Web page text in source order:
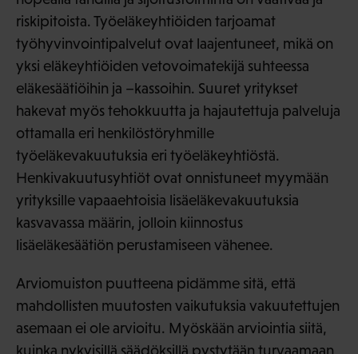
riskipitoista. Työeläkeyhtiöiden tarjoamat
työhyvinvointipalvelut ovat laajentuneet, mikä on
yksi eläkeyhtiöiden vetovoimatekijä suhteessa
eläkesäätiöihin ja –kassoihin. Suuret yritykset
hakevat myös tehokkuutta ja hajautettuja palveluja
ottamalla eri henkilöstöryhmille
työeläkevakuutuksia eri työeläkeyhtiöstä.
Henkivakuutusyhtiöt ovat onnistuneet myymään
yrityksille vapaaehtoisia lisäeläkevakuutuksia
kasvavassa määrin, jolloin kiinnostus
lisäeläkesäätiön perustamiseen vähenee.
Arviomuiston puutteena pidämme sitä, että
mahdollisten muutosten vaikutuksia vakuutettujen
asemaan ei ole arvioitu. Myöskään arviointia siitä,
kuinka nykyisillä säädöksillä pystytään turvaamaan